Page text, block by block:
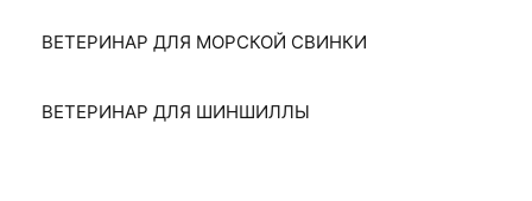
ВЕТЕРИНАР ДЛЯ МОРСКОЙ СВИНКИ
ВЕТЕРИНАР ДЛЯ ШИНШИЛЛЫ